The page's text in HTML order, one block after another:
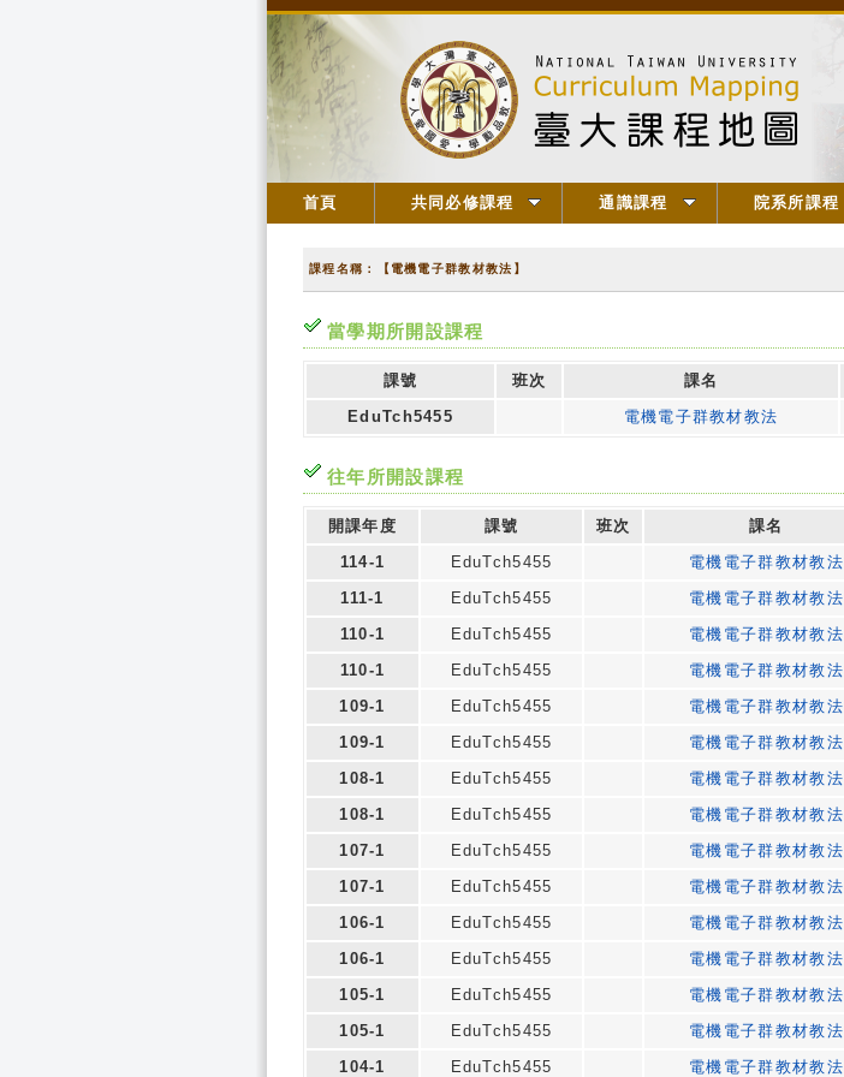
首頁 共同必修課程 通識課程 院系所課程
課程名稱：【電機電子群教材教法】
當學期所開設課程
課號 班次 課名
EduTch5455
電機電子群教材教法
往年所開設課程
開課年度 課號 班次 課名
114-1
EduTch5455 電機電子群教材教法
111-1
EduTch5455 電機電子群教材教法
110-1
EduTch5455 電機電子群教材教法
110-1
EduTch5455 電機電子群教材教法
109-1
EduTch5455 電機電子群教材教法
109-1
EduTch5455 電機電子群教材教法
108-1
EduTch5455 電機電子群教材教法
108-1
EduTch5455 電機電子群教材教法
107-1
EduTch5455 電機電子群教材教法
107-1
EduTch5455 電機電子群教材教法
106-1
EduTch5455 電機電子群教材教法
106-1
EduTch5455 電機電子群教材教法
105-1
EduTch5455 電機電子群教材教法
105-1
EduTch5455 電機電子群教材教法
104-1
EduTch5455 電機電子群教材教法